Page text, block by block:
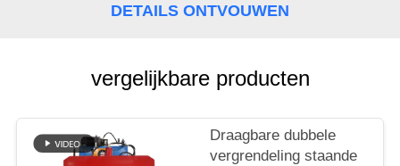
DETAILS ONTVOUWEN
vergelijkbare producten
Draagbare dubbele
vergrendeling staande